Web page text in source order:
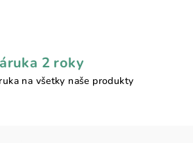
2 roky
na všetky naše produkty